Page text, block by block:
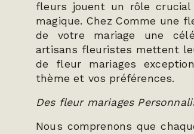
fleurs jouent un rôle
magique. Chez Comme une
de votre mariage une
artisans fleuristes mettent
de fleur mariages
thème et vos préférences.
Des fleur mariages
Nous comprenons que